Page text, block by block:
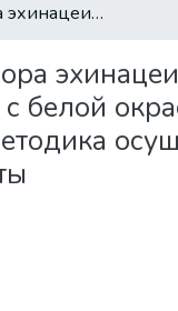
Способ отбора эхинацеи пурпурной с белой окраской соцветий:методика осуществления и результаты
эхинацеи
белой